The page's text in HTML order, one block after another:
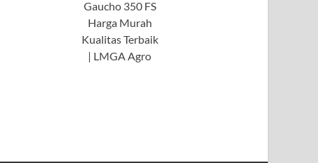
Gaucho 350 FS
Harga Murah
Kualitas Terbaik
| LMGA Agro